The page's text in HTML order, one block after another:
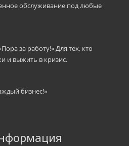
обслуживание под любые
за работу!» Для тех, кто
и выжить в кризис.
бизнес!»